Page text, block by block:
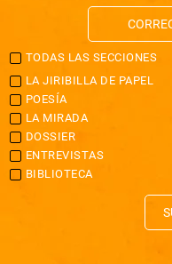
TODAS LAS SECCIONES
LA JIRIBILLA DE PAPEL
POESÍA
LA MIRADA
DOSSIER
ENTREVISTAS
BIBLIOTECA